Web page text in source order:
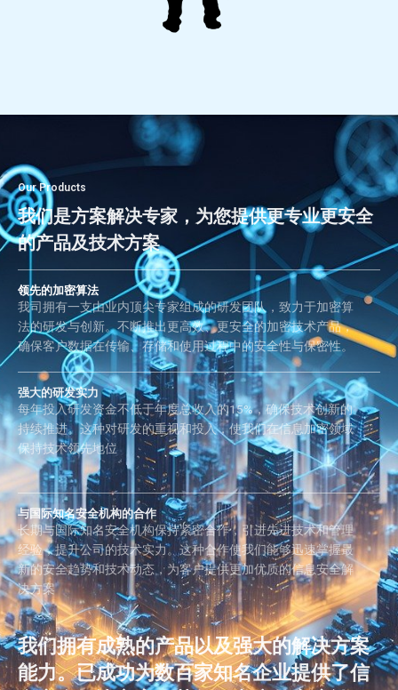
Our Products
我们是方案解决专家，为您提供更专业更安全
的产品及技术方案
领先的加密算法
我司拥有⼀⽀由业内顶尖专家组成的研发团队，致⼒于加密算
法的研发与创新。不断推出更高效、更安全的加密技术产品，
确保客户数据在传输、存储和使⽤过程中的安全性与保密性。
强⼤的研发实⼒
每年投入研发资⾦不低于年度总收入的15%，确保技术创新的
持续推进。这种对研发的重视和投入，使我们在信息加密领域
保持技术领先地位
与国际知名安全机构的合作
长期与国际知名安全机构保持紧密合作，引进先进技术和管理
经验，提升公司的技术实⼒。这种合作使我们能够迅速掌握最
新的安全趋势和技术动态，为客户提供更加优质的信息安全解
决⽅案
我们拥有成熟的产品以及强大的解决方案
能力。已成功为数百家知名企业提供了信